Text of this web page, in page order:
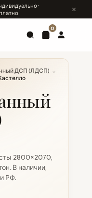
·
0
ДСП (ЛДСП) ⌄
2800×2070,
В наличии,
РФ.